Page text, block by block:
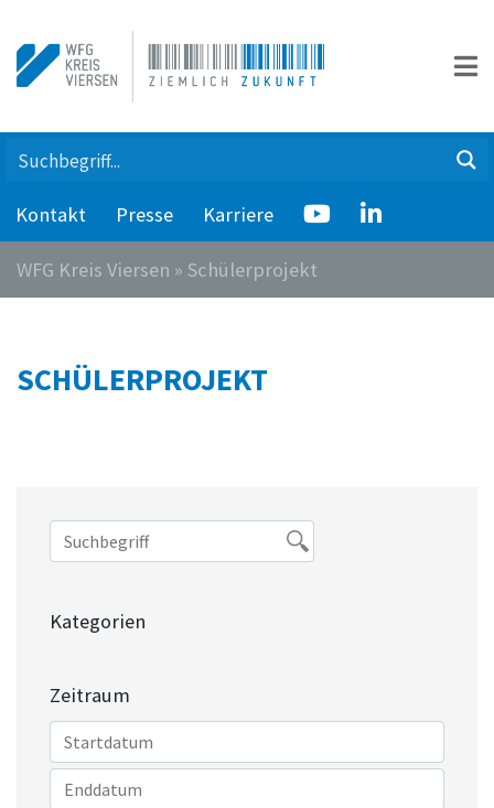
Kontakt Presse Karriere
WFG Kreis Viersen » Schülerprojekt
SCHÜLERPROJEKT
Kategorien
Zeitraum